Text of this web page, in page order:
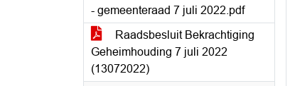
- gemeenteraad 7 juli 2022.pdf
Raadsbesluit Bekrachtiging
Geheimhouding 7 juli 2022
(13072022)